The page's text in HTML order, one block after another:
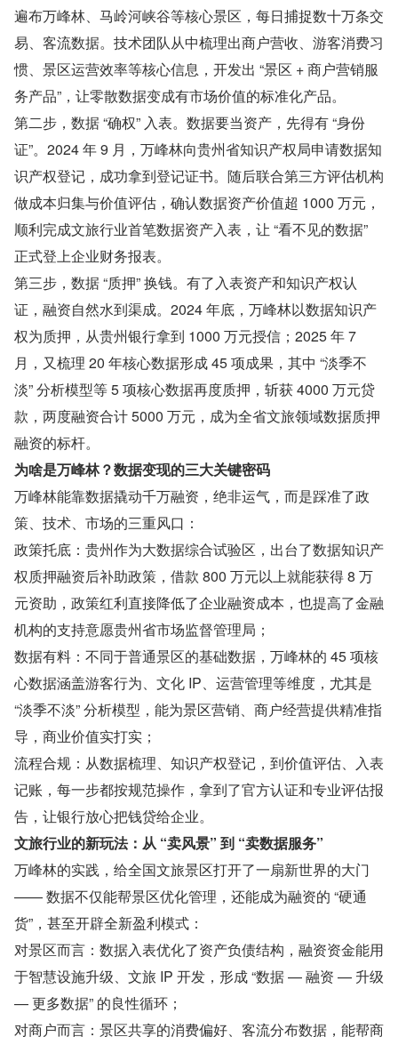
遍布万峰林、马岭河峡谷等核心景区，每日捕捉数十万条交
易、客流数据。技术团队从中梳理出商户营收、游客消费习
惯、景区运营效率等核心信息，开发出 “景区 + 商户营销服
务产品”，让零散数据变成有市场价值的标准化产品。
第二步，数据 “确权” 入表。数据要当资产，先得有 “身份
证”。2024 年 9 月，万峰林向贵州省知识产权局申请数据知
识产权登记，成功拿到登记证书。随后联合第三方评估机构
做成本归集与价值评估，确认数据资产价值超 1000 万元，
顺利完成文旅行业首笔数据资产入表，让 “看不见的数据”
正式登上企业财务报表。
第三步，数据 “质押” 换钱。有了入表资产和知识产权认
证，融资自然水到渠成。2024 年底，万峰林以数据知识产
权为质押，从贵州银行拿到 1000 万元授信；2025 年 7
月，又梳理 20 年核心数据形成 45 项成果，其中 “淡季不
淡” 分析模型等 5 项核心数据再度质押，斩获 4000 万元贷
款，两度融资合计 5000 万元，成为全省文旅领域数据质押
融资的标杆。
为啥是万峰林？数据变现的三大关键密码
万峰林能靠数据撬动千万融资，绝非运气，而是踩准了政
策、技术、市场的三重风口：
政策托底：贵州作为大数据综合试验区，出台了数据知识产
权质押融资后补助政策，借款 800 万元以上就能获得 8 万
元资助，政策红利直接降低了企业融资成本，也提高了金融
机构的支持意愿贵州省市场监督管理局；
数据有料：不同于普通景区的基础数据，万峰林的 45 项核
心数据涵盖游客行为、文化 IP、运营管理等维度，尤其是
“淡季不淡” 分析模型，能为景区营销、商户经营提供精准指
导，商业价值实打实；
流程合规：从数据梳理、知识产权登记，到价值评估、入表
记账，每一步都按规范操作，拿到了官方认证和专业评估报
告，让银行放心把钱贷给企业。
文旅行业的新玩法：从 “卖风景” 到 “卖数据服务”
万峰林的实践，给全国文旅景区打开了一扇新世界的大门
—— 数据不仅能帮景区优化管理，还能成为融资的 “硬通
货”，甚至开辟全新盈利模式：
对景区而言：数据入表优化了资产负债结构，融资资金能用
于智慧设施升级、文旅 IP 开发，形成 “数据 — 融资 — 升级
— 更多数据” 的良性循环；
对商户而言：景区共享的消费偏好、客流分布数据，能帮商